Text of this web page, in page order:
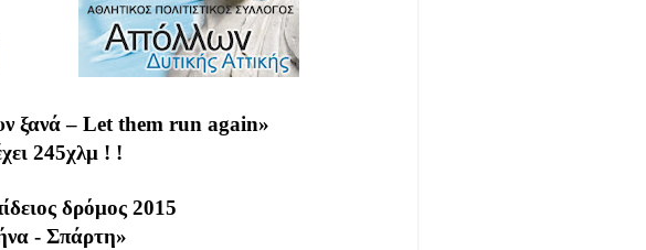
ξανά – Let them run again»
245χλμ ! !
δρόμος 2015
- Σπάρτη»